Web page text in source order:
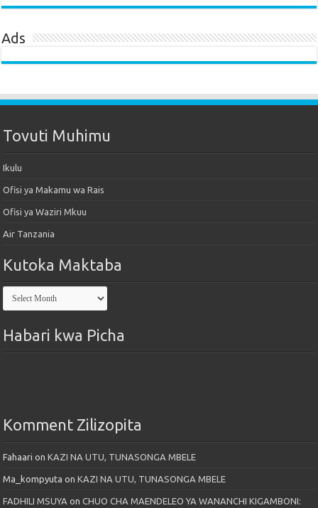
Ads
Tovuti Muhimu
Ikulu
Ofisi ya Makamu wa Rais
Ofisi ya Waziri Mkuu
Air Tanzania
Kutoka Maktaba
Kutoka
Maktaba
Habari kwa Picha
Komment Zilizopita
Fahaari onKAZI NA UTU, TUNASONGA MBELE
Ma_kompyuta onKAZI NA UTU, TUNASONGA MBELE
FADHILI MSUYA onCHUO CHA MAENDELEO YA WANANCHI KIGAMBONI: